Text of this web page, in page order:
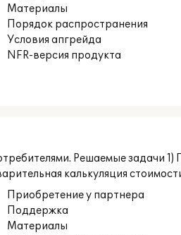
Материалы
Порядок распространения
Условия апгрейда
NFR-версия продукта
Решаемые задачи
калькуляция
Приобретение у партнера
Поддержка
Материалы